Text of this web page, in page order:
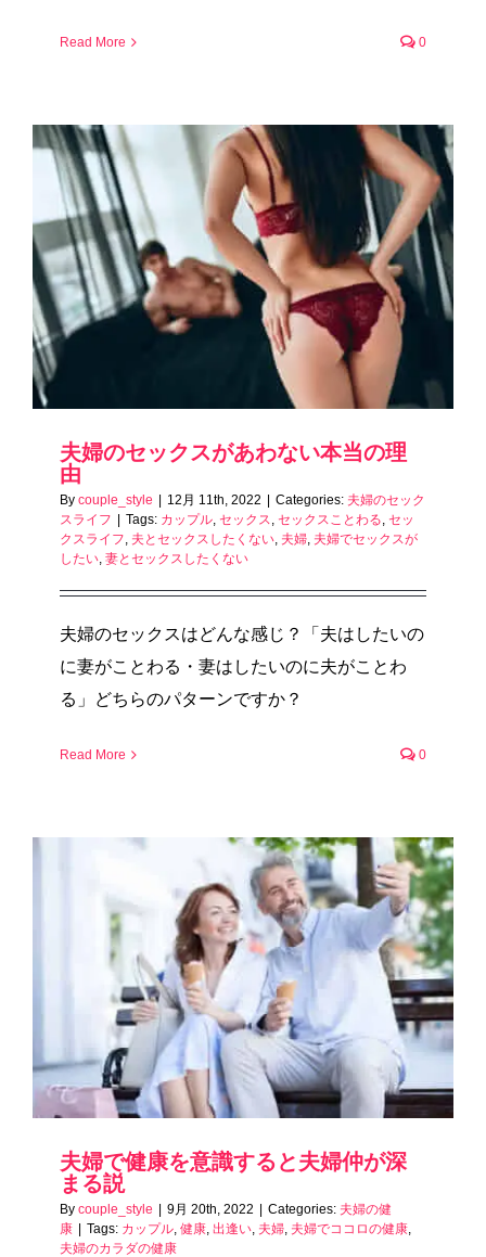
Read More 0
夫婦のセックスがあわない本当の理
由
By couple_style | 12月 11th, 2022 | Categories: 夫婦のセック
スライフ | Tags: カップル, セックス, セックスことわる, セッ
クスライフ, 夫とセックスしたくない, 夫婦, 夫婦でセックスが
したい, 妻とセックスしたくない
夫婦のセックスはどんな感じ？「夫はしたいの
に妻がことわる・妻はしたいのに夫がことわ
る」どちらのパターンですか？
Read More 0
夫婦で健康を意識すると夫婦仲が深
まる説
By couple_style 9月 20th, 2022 Categories: 夫婦の健
康
Tags: カップル, 健康, 出逢い, 夫婦, 夫婦でココロの健康,
夫婦のカラダの健康